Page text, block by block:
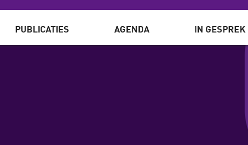
PUBLICATIES AGENDA IN GESPREK